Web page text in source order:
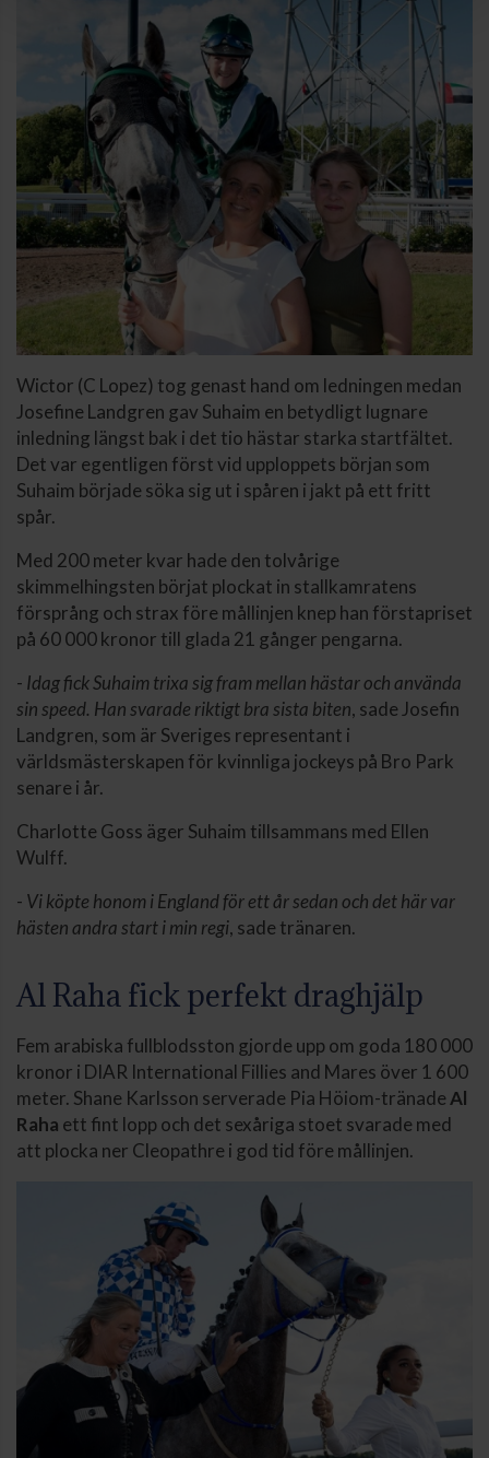
Wictor (C Lopez) tog genast hand om ledningen medan
Josefine Landgren gav Suhaim en betydligt lugnare
inledning längst bak i det tio hästar starka startfältet.
Det var egentligen först vid upploppets början som
Suhaim började söka sig ut i spåren i jakt på ett fritt
spår.
Med 200 meter kvar hade den tolvårige
skimmelhingsten börjat plockat in stallkamratens
försprång och strax före mållinjen knep han förstapriset
på 60 000 kronor till glada 21 gånger pengarna.
- Idag fick Suhaim trixa sig fram mellan hästar och använda
sin speed. Han svarade riktigt bra sista biten, sade Josefin
Landgren, som är Sveriges representant i
världsmästerskapen för kvinnliga jockeys på Bro Park
senare i år.
Charlotte Goss äger Suhaim tillsammans med Ellen
Wulff.
- Vi köpte honom i England för ett år sedan och det här var
hästen andra start i min regi, sade tränaren.
Al Raha fick perfekt draghjälp
Fem arabiska fullblodsston gjorde upp om goda 180 000
kronor i DIAR International Fillies and Mares över 1 600
meter. Shane Karlsson serverade Pia Höiom-tränade Al
Raha ett fint lopp och det sexåriga stoet svarade med
att plocka ner Cleopathre i god tid före mållinjen.